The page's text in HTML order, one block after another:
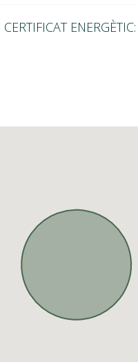
CERTIFICAT ENERGÈTIC: